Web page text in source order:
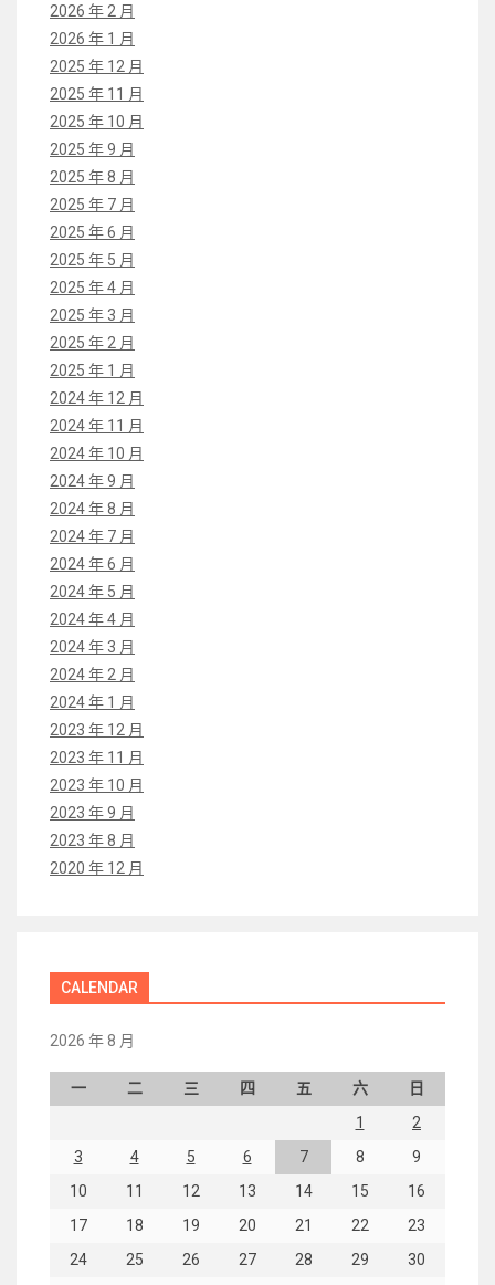
2026 年 2 月
2026 年 1 月
2025 年 12 月
2025 年 11 月
2025 年 10 月
2025 年 9 月
2025 年 8 月
2025 年 7 月
2025 年 6 月
2025 年 5 月
2025 年 4 月
2025 年 3 月
2025 年 2 月
2025 年 1 月
2024 年 12 月
2024 年 11 月
2024 年 10 月
2024 年 9 月
2024 年 8 月
2024 年 7 月
2024 年 6 月
2024 年 5 月
2024 年 4 月
2024 年 3 月
2024 年 2 月
2024 年 1 月
2023 年 12 月
2023 年 11 月
2023 年 10 月
2023 年 9 月
2023 年 8 月
2020 年 12 月
CALENDAR
2026 年 8 月
一 二 三 四 五 六
日
1
2
3
4 5 6 7 8
9
10
11 12 13 14 15
16
17
18 19 20 21 22
23
24
25 26 27 28 29
30